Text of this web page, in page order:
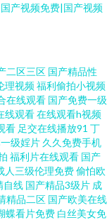
产视频免费|国产视频
产大片 国产精品在线系
看视频 久草在线视频
音先锋 91熊猫视频TV
频网站 91N视频网z 日
二区三区 国产精品性
理视频福利偷拍小视频
在线观看 国产免费一级
线观看在线观看h视频
看 足交在线播放91 丁
级婬片 久久免费手机
福利片在线观看 国产
人三级伦理免费偷怕欧
自线 国产精品3级片 成
精品二区 国产欧美在线
蝶看片免费 白丝美女免